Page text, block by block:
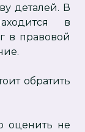
деталей. В
в
в правовой
обратить
оценить не